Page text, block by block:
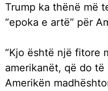
Trump ka thënë më
“epoka e artë” për
“Kjo është një fitore
amerikanët, që do
Amerikën